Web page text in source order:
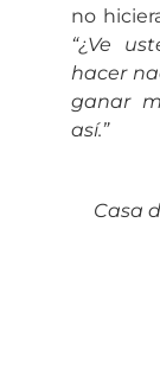
no
“¿Ve
hacer
ganar
así.”
Casa